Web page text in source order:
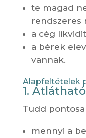
te magad
rendszeres
a cég
a bérek
vannak.
Alapfeltételek
1.
Tudd
mennyi a